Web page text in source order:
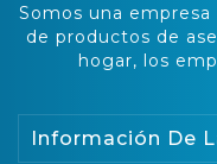
Somos una
de productos de
hogar, los
Información De